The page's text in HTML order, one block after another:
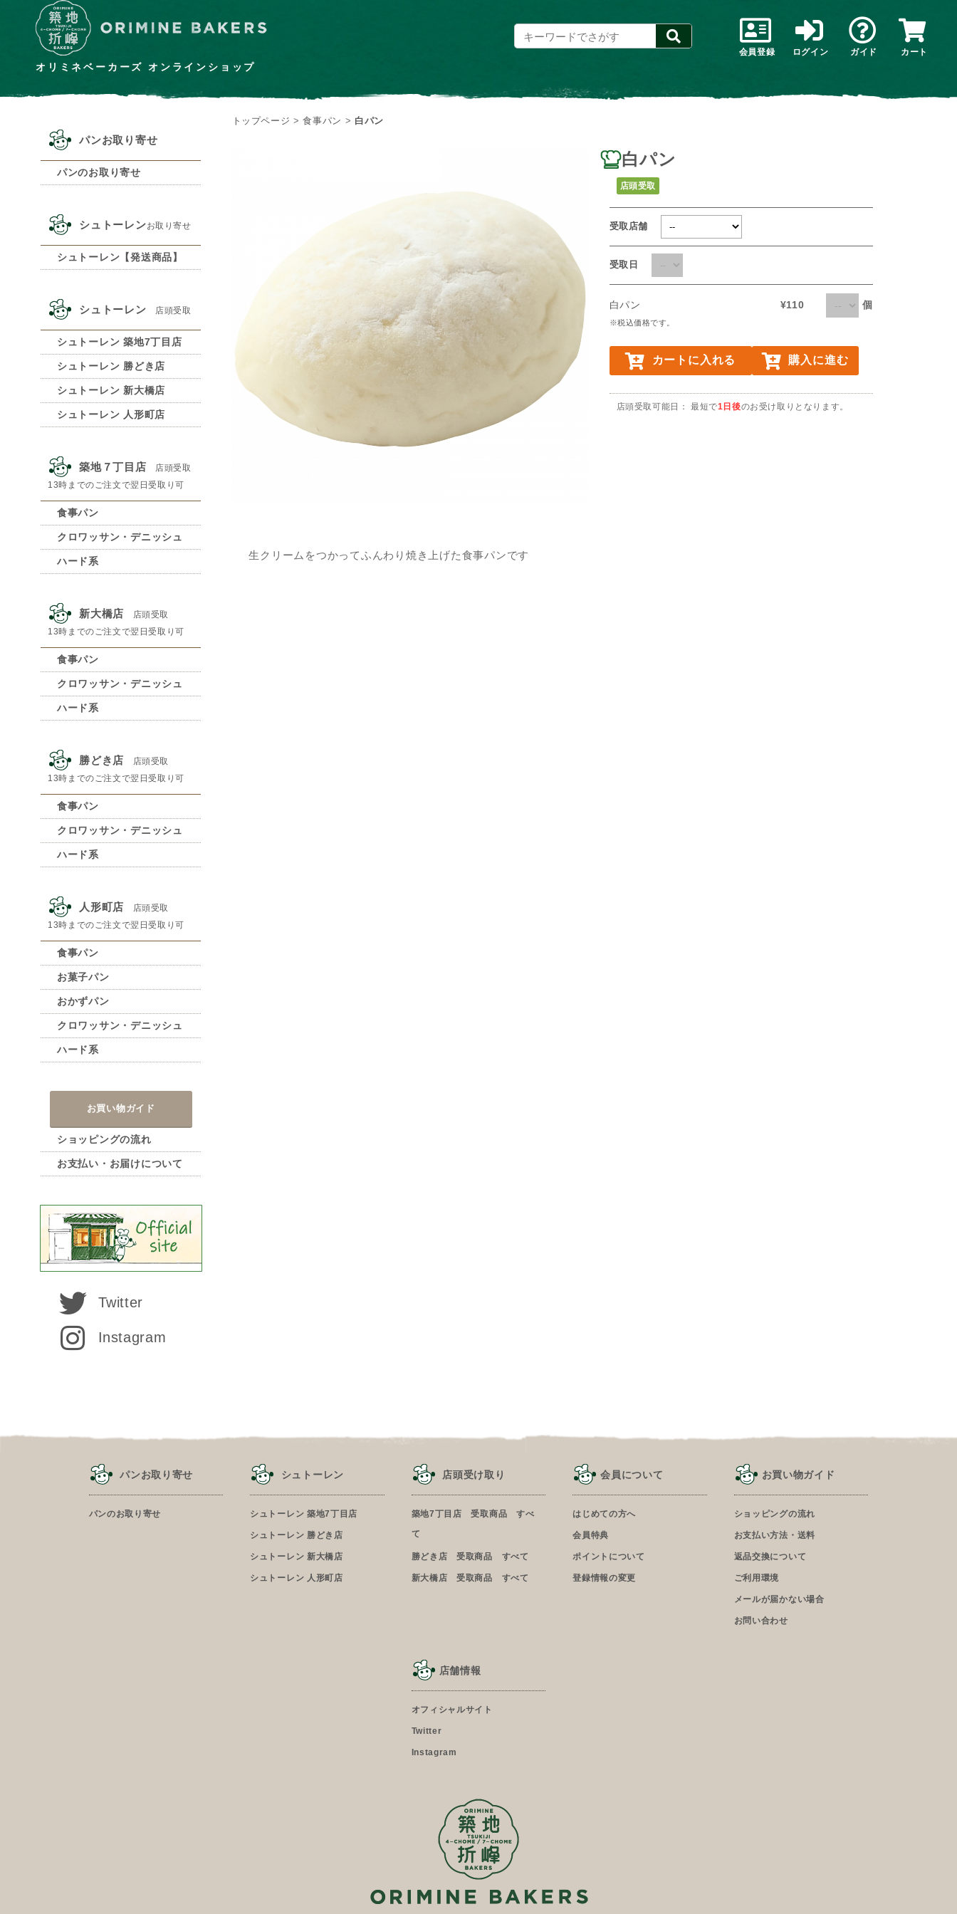
会員登録 ログイン ガイド カート
オリミネベーカーズ オンラインショップ
パンお取り寄せ
パンのお取り寄せ
シュトーレンお取り寄せ
シュトーレン【発送商品】
シュトーレン 店頭受取
シュトーレン 築地7丁目店
シュトーレン 勝どき店
シュトーレン 新大橋店
シュトーレン 人形町店
築地７丁目店 店頭受取
13時までのご注文で翌日受取り可
食事パン
クロワッサン・デニッシュ
ハード系
新大橋店 店頭受取
13時までのご注文で翌日受取り可
食事パン
クロワッサン・デニッシュ
ハード系
勝どき店 店頭受取
13時までのご注文で翌日受取り可
食事パン
クロワッサン・デニッシュ
ハード系
人形町店 店頭受取
13時までのご注文で翌日受取り可
食事パン
お菓子パン
おかずパン
クロワッサン・デニッシュ
ハード系
お買い物ガイド
ショッピングの流れ
お支払い・お届けについて
Twitter
Instagram
トップページ >食事パン > 白パン
白パン
店頭受取
受取店舗
受取日
白パン ¥110 個
※税込価格です。
カートに入れる 購入に進む
店頭受取可能日： 最短で1日後のお受け取りとなります。
生クリームをつかってふんわり焼き上げた食事パンです
パンお取り寄せ
パンのお取り寄せ
シュトーレン
シュトーレン 築地7丁目店
シュトーレン 勝どき店
シュトーレン 新大橋店
シュトーレン 人形町店
店頭受け取り
築地7丁目店 受取商品 すべ
て
勝どき店 受取商品 すべて
新大橋店 受取商品 すべて
会員について
はじめての方へ
会員特典
ポイントについて
登録情報の変更
お買い物ガイド
ショッピングの流れ
お支払い方法・送料
返品交換について
ご利用環境
メールが届かない場合
お問い合わせ
店舗情報
オフィシャルサイト
Twitter
Instagram